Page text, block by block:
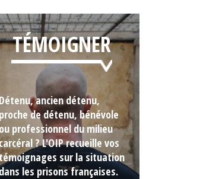
TÉMOIGNER
Détenu, ancien détenu,
proche de détenu, bénévole
ou professionnel du milieu
? L'OIP recueille vos
témoignages sur la situation
les prisons françaises.